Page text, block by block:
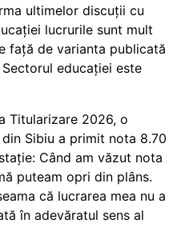
ultimelor discuții cu
lucrurile sunt mult
față de varianta publicată
educației este
Titularizare 2026, o
Sibiu a primit nota 8.70
Când am văzut nota
puteam opri din plâns.
că lucrarea mea nu a
în adevăratul sens al